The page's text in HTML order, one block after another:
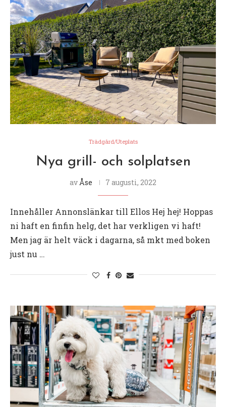
Trädgård/Uteplats
Nya grill- och solplatsen
av Åse 7 augusti, 2022
Innehåller Annonslänkar till Ellos Hej hej! Hoppas
ni haft en finfin helg, det har verkligen vi haft!
Men jag är helt väck i dagarna, så mkt med boken
just nu …